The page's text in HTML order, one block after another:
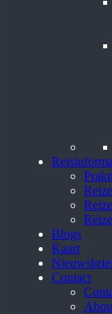
Blogs
Kaart
Contact